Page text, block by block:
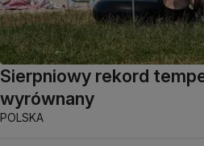
Sierpniowy rekord
wyrównany
POLSKA